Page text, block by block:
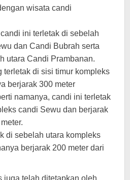
wisata candi
ini terletak di sebelah
dan Candi Bubrah serta
utara Candi Prambanan.
terletak di sisi timur kompleks
berjarak 300 meter
namanya, candi ini terletak
candi Sewu dan berjarak
di sebelah utara kompleks
berjarak 200 meter dari
juga telah ditetapkan oleh